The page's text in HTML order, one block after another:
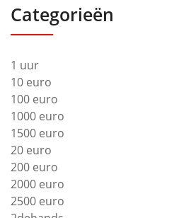
Categorieën
1 uur
10 euro
100 euro
1000 euro
1500 euro
20 euro
200 euro
2000 euro
2500 euro